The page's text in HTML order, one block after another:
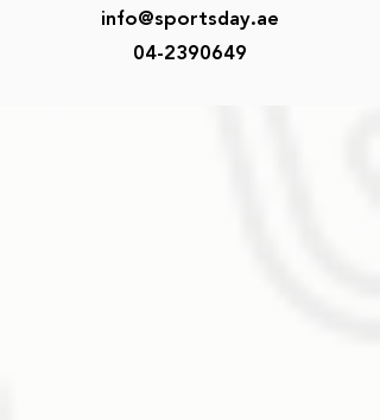
info@sportsday.ae
04-2390649